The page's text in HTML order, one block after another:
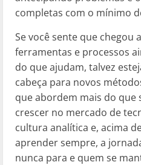
completas com o mínimo
Se você sente que chegou
ferramentas e processos
do que ajudam, talvez
cabeça para novos
que abordem mais do que
crescer no mercado de
cultura analítica e, acima
aprender sempre, a
nunca para e quem se